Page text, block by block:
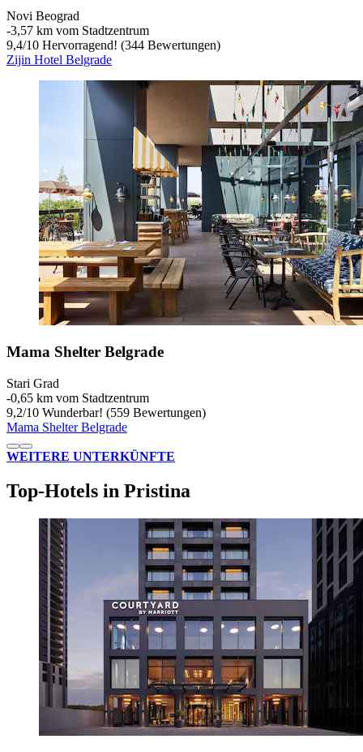
Novi Beograd
‐3,57 km vom Stadtzentrum
9,4/10 Hervorragend! (344 Bewertungen)
Zijin Hotel Belgrade
Mama Shelter Belgrade
Stari Grad
‐0,65 km vom Stadtzentrum
9,2/10 Wunderbar! (559 Bewertungen)
Mama Shelter Belgrade
WEITERE UNTERKÜNFTE
Top-Hotels in Pristina